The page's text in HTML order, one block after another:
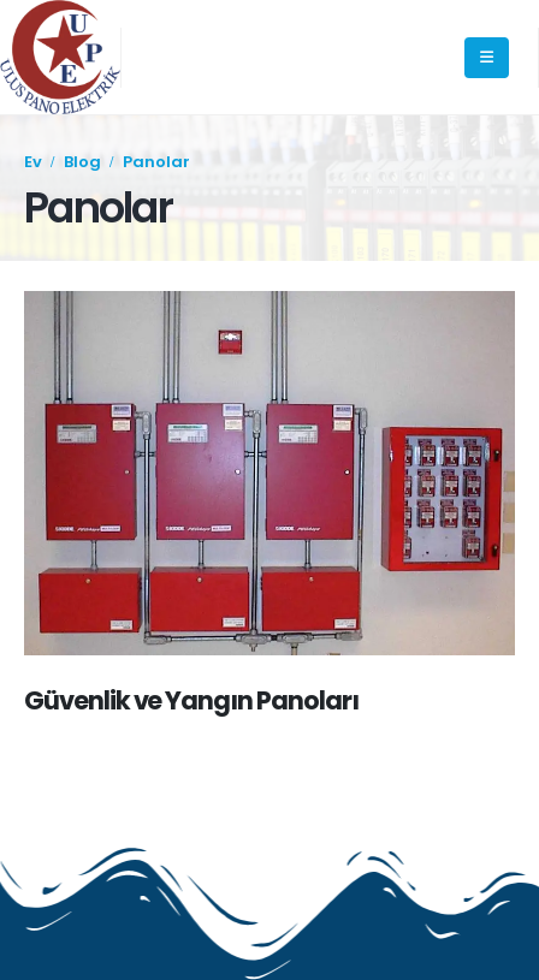
Ev Blog Panolar
Panolar
Güvenlik ve Yangın Panoları